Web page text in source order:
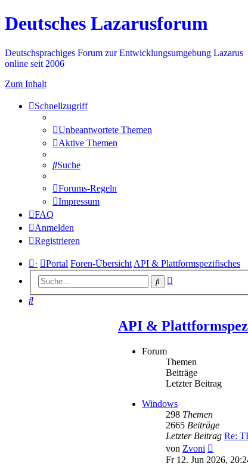
Deutsches Lazarusforum
Deutschsprachiges Forum zur Entwicklungsumgebung Lazarus
online seit 2006
Zum Inhalt
Schnellzugriff
Unbeantwortete Themen
Aktive Themen
Suche
Forums-Regeln
Impressum
FAQ
Anmelden
Registrieren
· Portal Foren-Übersicht API & Plattformspezifisches
Suche
Suche
API &
Forum
Themen
Beiträge
Letzter Beitrag
Windows
298 Themen
2665 Beiträge
Letzter Beitrag Re:
von Zvoni
Beitrag
Fr 12. Jun 2026,